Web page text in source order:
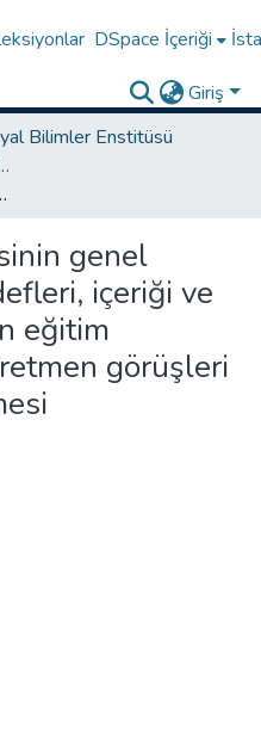
DSpace İçeriği
Giriş
Bilimler Enstitüsü
Lisans Tezleri
öğretmen görüşleri açısından incelenmesi
genel
içeriği ve
eğitim
görüşleri